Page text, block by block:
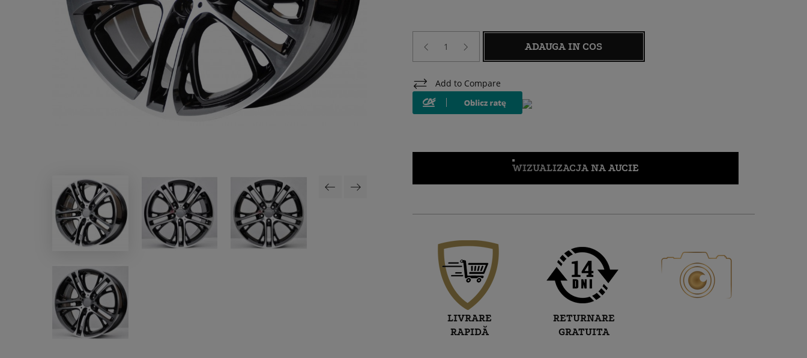
ADAUGA IN COS
Add to Compare
WIZUALIZACJA NA AUCIE
LIVRARE
RAPIDĂ
RETURNARE
GRATUITA